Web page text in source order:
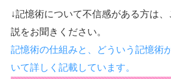
↓記憶術について不信感がある方は
説をお聞きください。
記憶術の仕組みと、どういう記憶術
いて詳しく記載しています。